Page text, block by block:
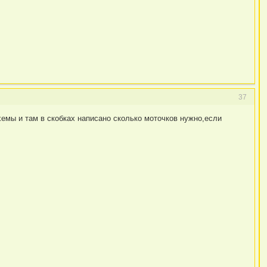
37
и там в скобках написано сколько моточков нужно,если